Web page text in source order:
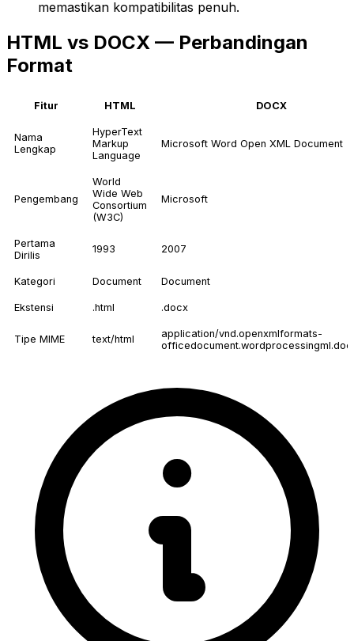
memastikan kompatibilitas penuh.
HTML vs DOCX — Perbandingan
Format
Fitur HTML DOCX
Nama
Lengkap
HyperText
Markup
Language
Microsoft Word Open XML Document
Pengembang
World
Wide Web
Consortium
(W3C)
Microsoft
Pertama
Dirilis
1993 2007
Kategori Document Document
Ekstensi .html .docx
Tipe MIME text/html
application/vnd.openxmlformats-